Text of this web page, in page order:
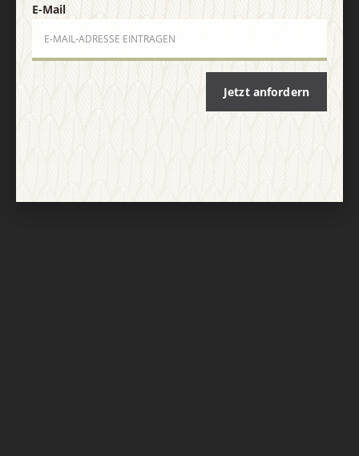
E-Mail
Jetzt anfordern